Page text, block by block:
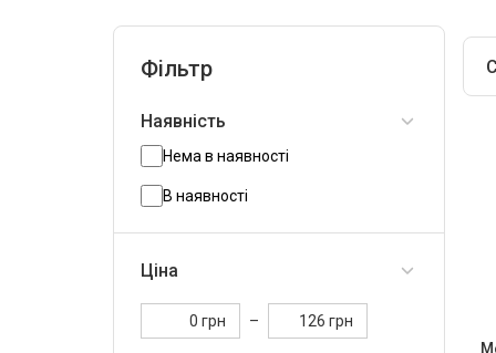
Фільтр
Наявність
Нема в наявності
В наявності
Ціна
грн – грн